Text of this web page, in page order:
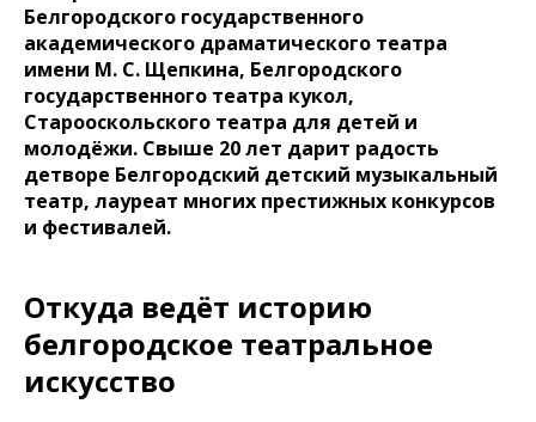
Белгородского государственного
академического драматического театра
имени М. С. Щепкина, Белгородского
государственного театра кукол,
Старооскольского театра для детей и
молодёжи. Свыше 20 лет дарит радость
детворе Белгородский детский музыкальный
театр, лауреат многих престижных конкурсов
и фестивалей.
Откуда ведёт историю
белгородское театральное
искусство